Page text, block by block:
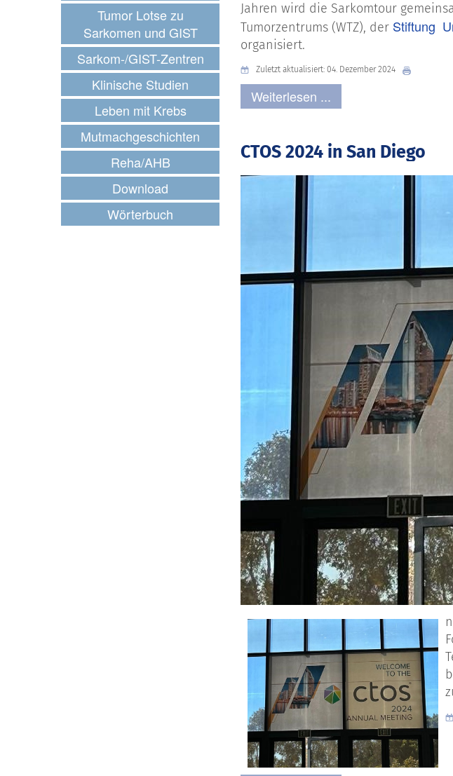
Tumor Lotse zu
Sarkomen und GIST
Sarkom-/GIST-Zentren
Klinische Studien
Leben mit Krebs
Mutmachgeschichten
Reha/AHB
Download
Wörterbuch
Jahren wird die Sarkomtour
Tumorzentrums (WTZ), der Stiftung
organisiert.
Zuletzt aktualisiert: 04. Dezember 2024
Weiterlesen ...
CTOS 2024 in San Diego